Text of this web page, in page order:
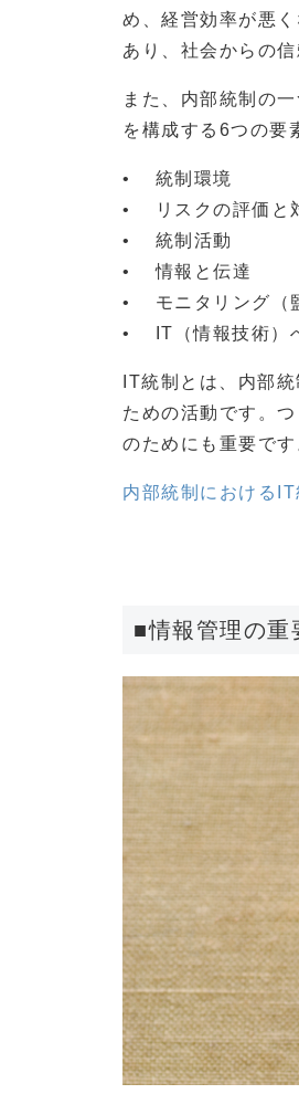
め、経営効率が悪
あり、社会からの
また、内部統制の
を構成する6つの要
• 統制環境
• リスクの評価と
• 統制活動
• 情報と伝達
• モニタリング（
• IT（情報技術）
IT統制とは、内部
ための活動です。
のためにも重要です
内部統制における
■情報管理の重